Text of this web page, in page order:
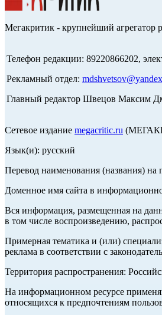
Мегакритик - крупнейший агрегатор
Телефон редакции: 89220866202,
Рекламный отдел:
Главный редактор Швецов Максим
Сетевое издание megacritic.ru
Язык(и): русский
Перевод наименования (названия)
Доменное имя сайта в
Вся информация, размещенная на
в том числе воспроизведению,
Примерная тематика и (или)
реклама в соответствии с
Территория распространения:
На информационном ресурсе
относящихся к предпочтениям